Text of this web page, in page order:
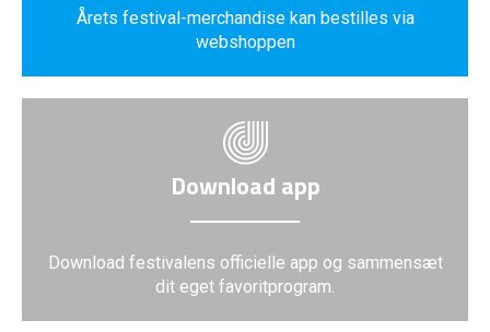
Årets festival-merchandise kan bestilles via
webshoppen
Download app
Download festivalens officielle app og sammensæt
dit eget favoritprogram.